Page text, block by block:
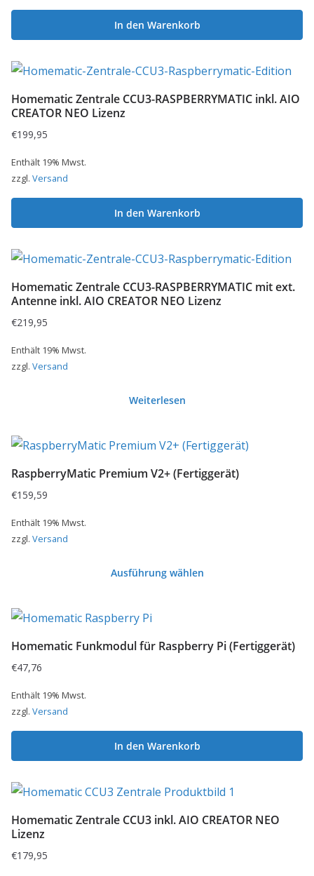
In den Warenkorb
Homematic Zentrale CCU3-RASPBERRYMATIC inkl. AIO
CREATOR NEO Lizenz
€199,95
Enthält 19% Mwst.
zzgl. Versand
In den Warenkorb
Homematic Zentrale CCU3-RASPBERRYMATIC mit ext.
Antenne inkl. AIO CREATOR NEO Lizenz
€219,95
Enthält 19% Mwst.
zzgl. Versand
Weiterlesen
RaspberryMatic Premium V2+ (Fertiggerät)
€159,59
Enthält 19% Mwst.
zzgl. Versand
Ausführung wählen
Produkt
mehrere
Varianten
auf.
Die
Optionen
der
Produktseite
gewählt
werden
Homematic Funkmodul für Raspberry Pi (Fertiggerät)
€47,76
Enthält 19% Mwst.
zzgl. Versand
In den Warenkorb
Homematic Zentrale CCU3 inkl. AIO CREATOR NEO
Lizenz
€179,95